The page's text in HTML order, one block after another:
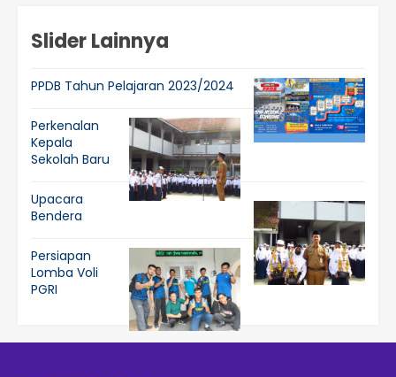
Slider Lainnya
PPDB Tahun Pelajaran 2023/2024
Perkenalan
Kepala
Sekolah Baru
Upacara
Bendera
Persiapan
Lomba Voli
PGRI